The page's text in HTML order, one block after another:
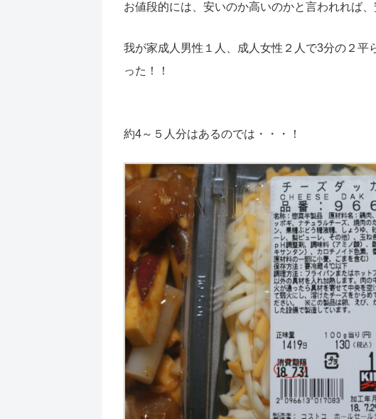
お値段的には、安いのか高いのかと言われれば、
我が家成人男性１人、成人女性２人で3分の２平
った！！
約4～５人分はあるのでは・・・！